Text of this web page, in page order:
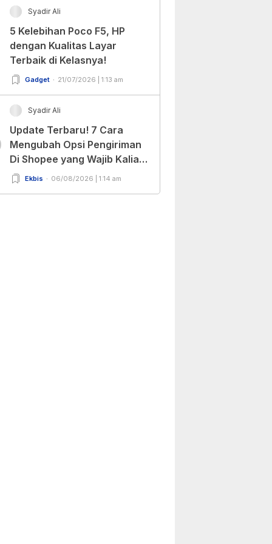
Syadir Ali
5 Kelebihan Poco F5, HP
dengan Kualitas Layar
Terbaik di Kelasnya!
Gadget 21/07/2026 | 1:13 am
Syadir Ali
Update Terbaru! 7 Cara
Mengubah Opsi Pengiriman
Di Shopee yang Wajib Kalian
Ketahui!
Ekbis 06/08/2026 | 1:14 am